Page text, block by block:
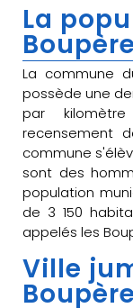
La
Boupère
La commune
possède une
par
recensement
commune
sont des
population
de 3 150
appelés les
Ville
Boupère